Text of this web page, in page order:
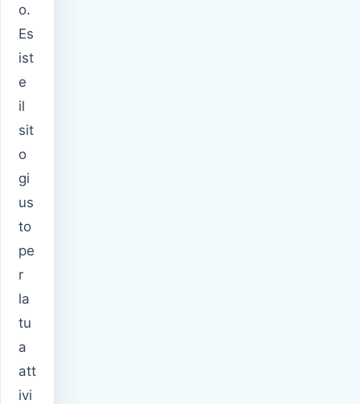
o.
Es
ist
e
il
sit
o
gi
us
to
pe
r
la
tu
a
att
ivi